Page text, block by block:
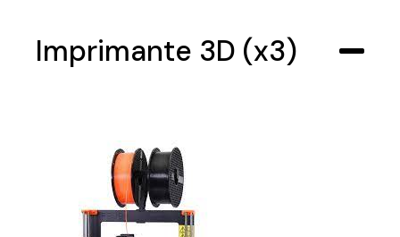
Imprimante 3D (x3)